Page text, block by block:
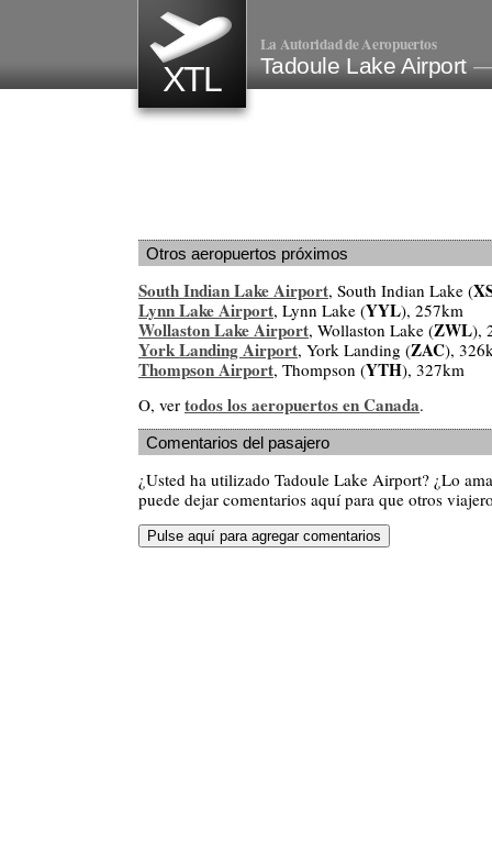
XTL
La Autoridad de Aeropuertos
Tadoule Lake Airport —
Otros aeropuertos próximos
South Indian Lake Airport, South Indian Lake (
Lynn Lake Airport, Lynn Lake (YYL), 257km
Wollaston Lake Airport, Wollaston Lake (ZWL),
York Landing Airport, York Landing (ZAC),
Thompson Airport, Thompson (YTH), 327km
O, ver todos los aeropuertos en Canada.
Comentarios del pasajero
¿Usted ha utilizado Tadoule Lake Airport? ¿Lo
puede dejar comentarios aquí para que otros